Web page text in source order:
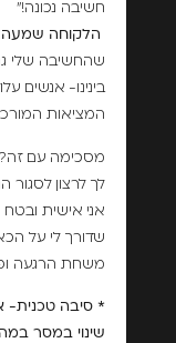
חשיבה נכונה!"
הלקוחה
שהחשיבה שלי
בינינו- אנשים
המציאות
מסכימה עם זה?
לך לרצון לסגור
אני אישית
שדורך לי על
משחת הרגעה
* סיבה טכנית-
שינוי במסר